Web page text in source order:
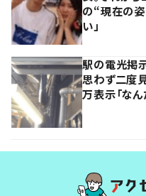
の“現在の
い」
駅の電光掲
思わず二度
万表示「なん